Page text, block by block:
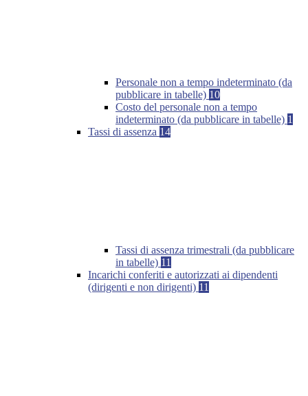
Personale non a tempo indeterminato (da
pubblicare in tabelle) 10
Costo del personale non a tempo
indeterminato (da pubblicare in tabelle) 1
Tassi di assenza 14
Tassi di assenza trimestrali (da pubblicare
in tabelle) 11
Incarichi conferiti e autorizzati ai dipendenti
(dirigenti e non dirigenti) 11